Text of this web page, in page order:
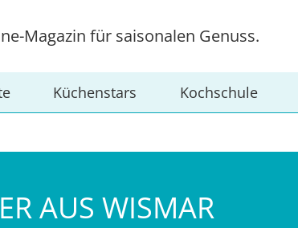
Magazin für saisonalen Genuss.
Küchenstars Kochschule
AUS WISMAR